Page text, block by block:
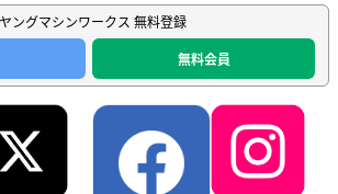
ヤングマシンワークス 無料登録
無料会員